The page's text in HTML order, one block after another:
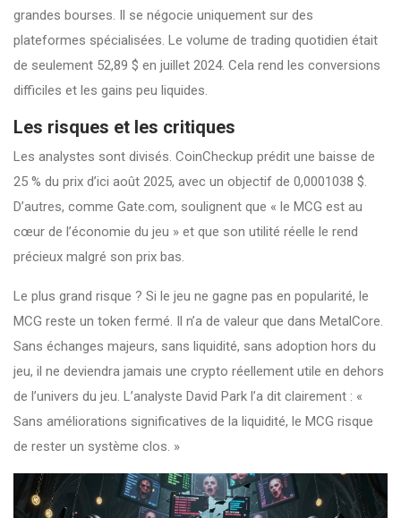
grandes bourses. Il se négocie uniquement sur des
plateformes spécialisées. Le volume de trading quotidien était
de seulement 52,89 $ en juillet 2024. Cela rend les conversions
difficiles et les gains peu liquides.
Les risques et les critiques
Les analystes sont divisés. CoinCheckup prédit une baisse de
25 % du prix d’ici août 2025, avec un objectif de 0,0001038 $.
D’autres, comme Gate.com, soulignent que « le MCG est au
cœur de l’économie du jeu » et que son utilité réelle le rend
précieux malgré son prix bas.
Le plus grand risque ? Si le jeu ne gagne pas en popularité, le
MCG reste un token fermé. Il n’a de valeur que dans MetalCore.
Sans échanges majeurs, sans liquidité, sans adoption hors du
jeu, il ne deviendra jamais une crypto réellement utile en dehors
de l’univers du jeu. L’analyste David Park l’a dit clairement : «
Sans améliorations significatives de la liquidité, le MCG risque
de rester un système clos. »